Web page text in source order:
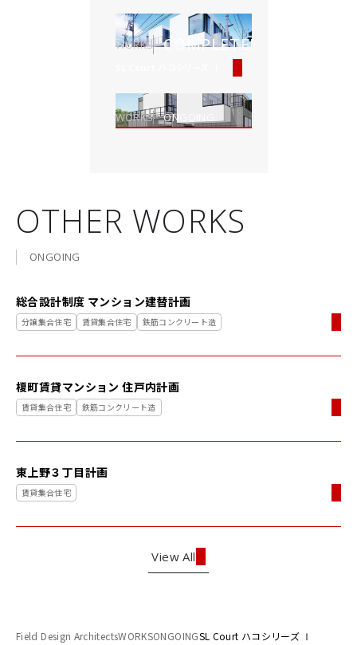
WORKS COMPLETED
WORKS ONGOING
OTHER WORKS
ONGOING
総合設計制度​ マンション​建替計画
分譲集合住宅 賃貸集合住宅 鉄筋コンクリート造
榎町賃貸マンション 住戸内計画
賃貸集合住宅 鉄筋コンクリート造
東上野３丁目計画
賃貸集合住宅
View All
Field Design ArchitectsWORKSONGOINGSL Court ハコシリーズ Ⅰ